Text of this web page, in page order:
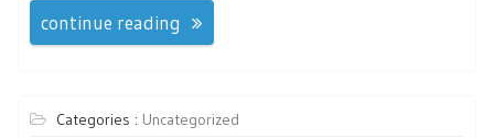
continue reading
Categories : Uncategorized